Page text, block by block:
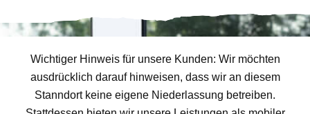
Wichtiger Hinweis für unsere Kunden: Wir möchten
ausdrücklich darauf hinweisen, dass wir an diesem
Stanndort keine eigene Niederlassung betreiben.